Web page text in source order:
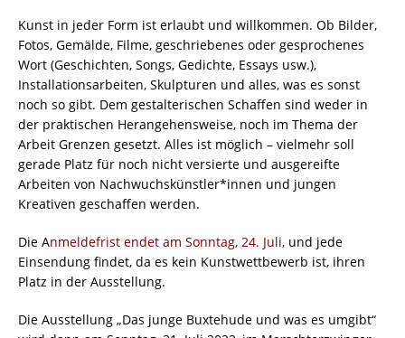
Kunst in jeder Form ist erlaubt und willkommen. Ob Bilder,
Fotos, Gemälde, Filme, geschriebenes oder gesprochenes
Wort (Geschichten, Songs, Gedichte, Essays usw.),
Installationsarbeiten, Skulpturen und alles, was es sonst
noch so gibt. Dem gestalterischen Schaffen sind weder in
der praktischen Herangehensweise, noch im Thema der
Arbeit Grenzen gesetzt. Alles ist möglich – vielmehr soll
gerade Platz für noch nicht versierte und ausgereifte
Arbeiten von Nachwuchskünstler*innen und jungen
Kreativen geschaffen werden.
Die Anmeldefrist endet am Sonntag, 24. Juli, und jede
Einsendung findet, da es kein Kunstwettbewerb ist, ihren
Platz in der Ausstellung.
Die Ausstellung „Das junge Buxtehude und was es umgibt“